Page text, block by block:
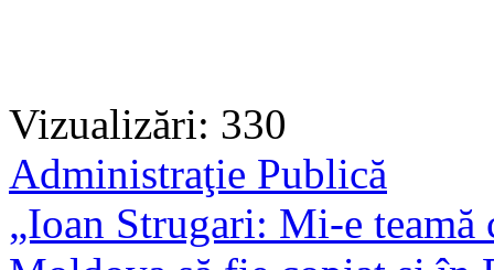
Vizualizări: 330
Administraţie Publică
„Ioan Strugari: Mi-e